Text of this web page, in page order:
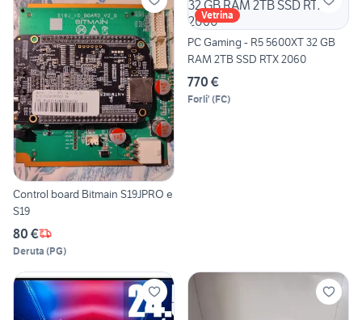
Control board Bitmain S19JPRO e
S19
80 €
Deruta (PG)
Vetrina
PC Gaming - R5 5600XT 32 GB
RAM 2TB SSD RTX 2060
770 €
Forli' (FC)